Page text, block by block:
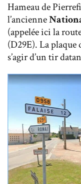
Hameau de
l’ancienne
(appelée ici la
(D29E). La plaque
s’agir d’un tir